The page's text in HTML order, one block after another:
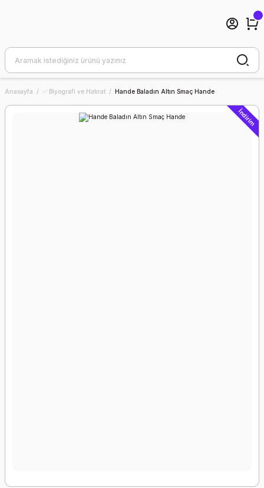
Anasayfa ✅ Biyografi ve Hatırat Hande Baladın Altın Smaç Hande
İndirim